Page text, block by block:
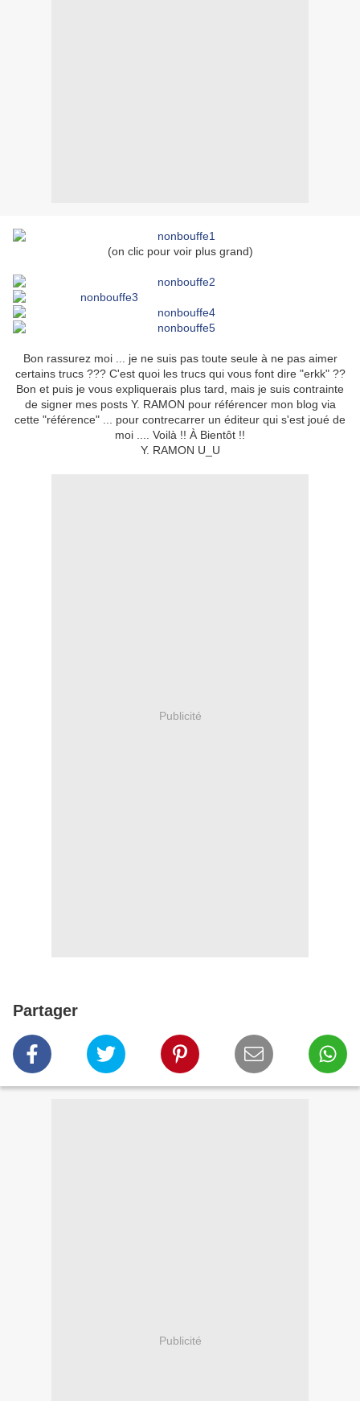
(on clic pour voir plus grand)
Bon rassurez moi ... je ne suis pas toute seule à ne pas aimer
certains trucs ??? C'est quoi les trucs qui vous font dire "erkk" ??
Bon et puis je vous expliquerais plus tard, mais je suis contrainte
de signer mes posts Y. RAMON pour référencer mon blog via
cette "référence" ... pour contrecarrer un éditeur qui s'est joué de
moi .... Voilà !! À Bientôt !!
Y. RAMON U_U
Publicité
Partager
Publicité